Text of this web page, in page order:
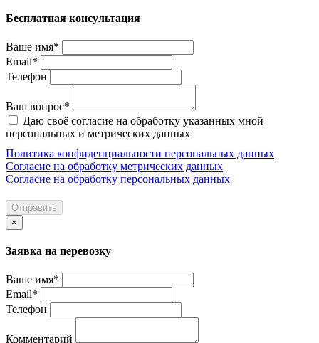
Бесплатная консультация
Ваше имя*
Email*
Телефон
Ваш вопрос*
Даю своё согласие на обработку указанных мной
персональных и метрических данных
Политика конфиденциальности персональных данных
Согласие на обработку метрических данных
Согласие на обработку персональных данных
Отправить
×
Заявка на перевозку
Ваше имя*
Email*
Телефон
Комментарий